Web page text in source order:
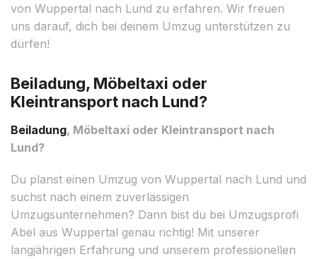
von Wuppertal nach Lund zu erfahren. Wir freuen
uns darauf, dich bei deinem Umzug unterstützen zu
dürfen!
Beiladung, Möbeltaxi oder
Kleintransport nach Lund?
Beiladung, Möbeltaxi oder Kleintransport nach
Lund?
Du planst einen Umzug von Wuppertal nach Lund und
suchst nach einem zuverlässigen
Umzugsunternehmen? Dann bist du bei Umzugsprofi
Abel aus Wuppertal genau richtig! Mit unserer
langjährigen Erfahrung und unserem professionellen